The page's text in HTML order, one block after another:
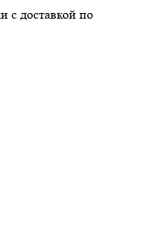
с доставкой по